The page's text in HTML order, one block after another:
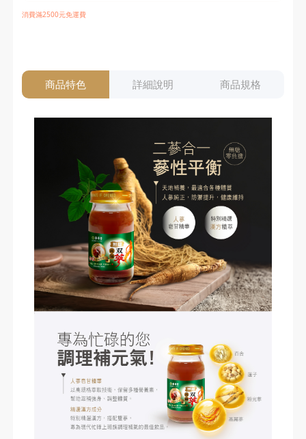
消費滿2500元免運費
商品特色 詳細說明 商品規格